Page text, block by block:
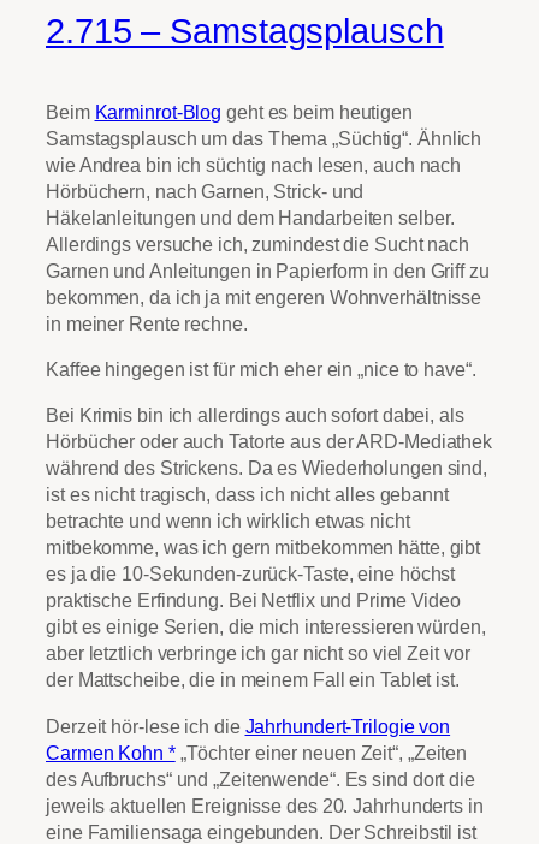
2.715 – Samstagsplausch
Beim Karminrot-Blog geht es beim heutigen
Samstagsplausch um das Thema „Süchtig“. Ähnlich
wie Andrea bin ich süchtig nach lesen, auch nach
Hörbüchern, nach Garnen, Strick- und
Häkelanleitungen und dem Handarbeiten selber.
Allerdings versuche ich, zumindest die Sucht nach
Garnen und Anleitungen in Papierform in den Griff zu
bekommen, da ich ja mit engeren Wohnverhältnisse
in meiner Rente rechne.
Kaffee hingegen ist für mich eher ein „nice to have“.
Bei Krimis bin ich allerdings auch sofort dabei, als
Hörbücher oder auch Tatorte aus der ARD-Mediathek
während des Strickens. Da es Wiederholungen sind,
ist es nicht tragisch, dass ich nicht alles gebannt
betrachte und wenn ich wirklich etwas nicht
mitbekomme, was ich gern mitbekommen hätte, gibt
es ja die 10-Sekunden-zurück-Taste, eine höchst
praktische Erfindung. Bei Netflix und Prime Video
gibt es einige Serien, die mich interessieren würden,
aber letztlich verbringe ich gar nicht so viel Zeit vor
der Mattscheibe, die in meinem Fall ein Tablet ist.
Derzeit hör-lese ich die Jahrhundert-Trilogie von
Carmen Kohn *„Töchter einer neuen Zeit“, „Zeiten
des Aufbruchs“ und „Zeitenwende“. Es sind dort die
jeweils aktuellen Ereignisse des 20. Jahrhunderts in
eine Familiensaga eingebunden. Der Schreibstil ist